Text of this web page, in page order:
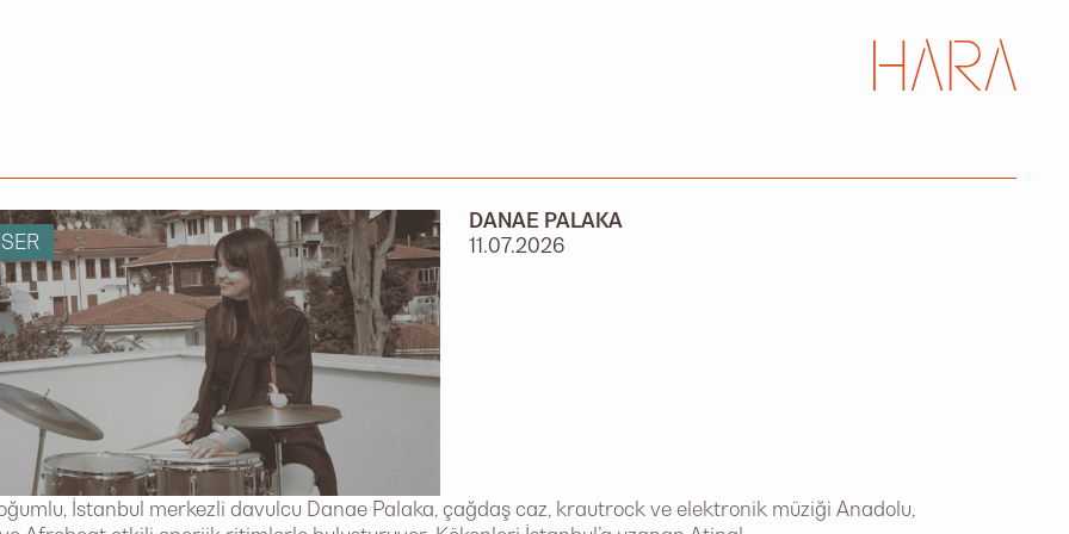
DANAE PALAKA
11.07.2026
İstanbul merkezli davulcu Danae Palaka, çağdaş caz, krautrock ve elektronik müziği Anadolu,